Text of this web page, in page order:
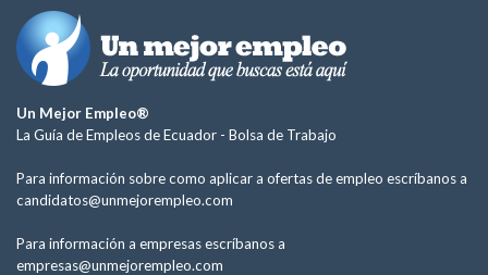
Un Mejor Empleo®
La Guía de Empleos de Ecuador - Bolsa de Trabajo
Para información sobre como aplicar a ofertas de empleo escríbanos a
candidatos@unmejorempleo.com
Para información a empresas escríbanos a
empresas@unmejorempleo.com